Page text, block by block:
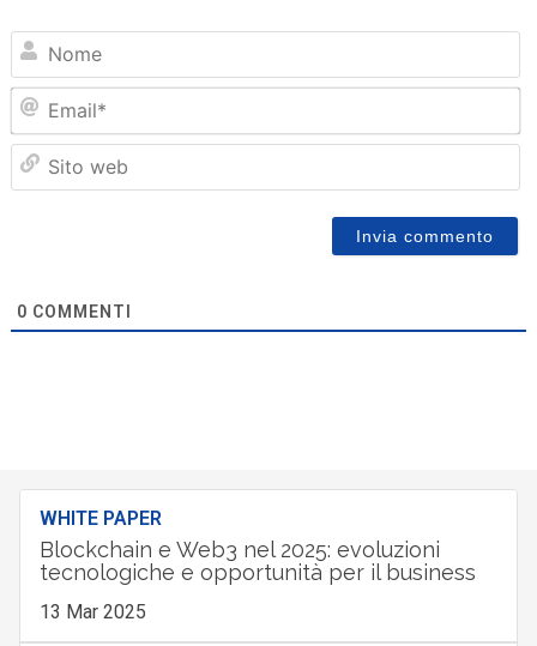
0 COMMENTI
WHITE PAPER
Blockchain e Web3 nel 2025: evoluzioni
tecnologiche e opportunità per il business
13 Mar 2025